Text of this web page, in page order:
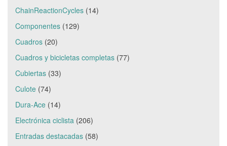
ChainReactionCycles (14)
Componentes (129)
Cuadros (20)
Cuadros y bicicletas completas (77)
Cubiertas (33)
Culote (74)
Dura-Ace (14)
Electrónica ciclista (206)
Entradas destacadas (58)